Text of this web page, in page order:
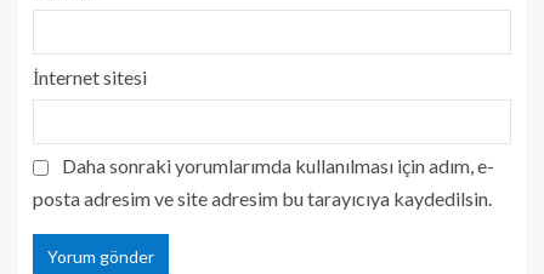
İnternet sitesi
Daha sonraki yorumlarımda kullanılması için adım, e-
posta adresim ve site adresim bu tarayıcıya kaydedilsin.